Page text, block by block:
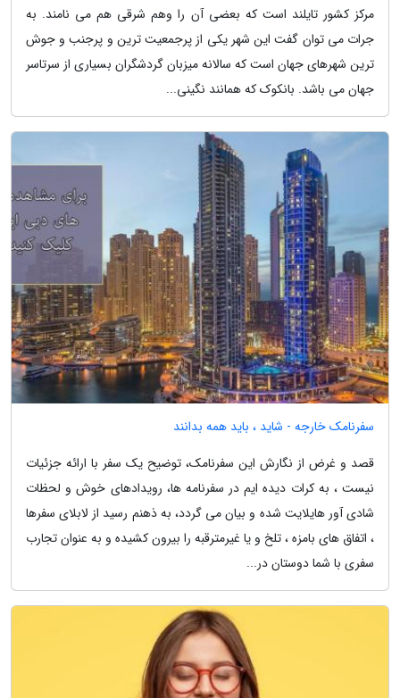
مرکز کشور تایلند است که بعضی آن را وهم شرقی هم می نامند. به
جرات می توان گفت این شهر یکی از پرجمعیت ترین و پرجنب و جوش
ترین شهرهای جهان است که سالانه میزبان گردشگران بسیاری از سرتاسر
جهان می باشد. بانکوک که همانند نگینی...
سفرنامک خارجه - شاید ، باید همه بدانند
قصد و غرض از نگارش این سفرنامک، توضیح یک سفر با ارائه جزئیات
نیست ، به کرات دیده ایم در سفرنامه ها، رویدادهای خوش و لحظات
شادی آور هایلایت شده و بیان می گردد، به ذهنم رسید از لابلای سفرها
، اتفاق های بامزه ، تلخ و یا غیرمترقبه را بیرون کشیده و به عنوان تجارب
سفری با شما دوستان در...